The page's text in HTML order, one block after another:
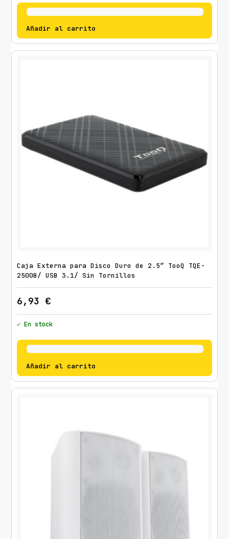
Añadir al carrito
Caja Externa para Disco Duro de 2.5″ TooQ TQE-
2500B/ USB 3.1/ Sin Tornillos
6,93 €
✓ En stock
Añadir al carrito